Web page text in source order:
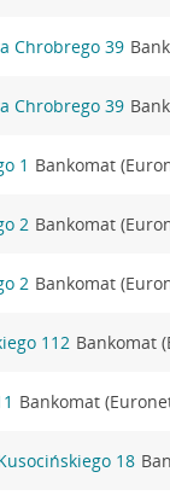
Chrobrego 39
Chrobrego 39
1 Bankomat
2 Bankomat
2 Bankomat
112 Bankomat
Bankomat
18